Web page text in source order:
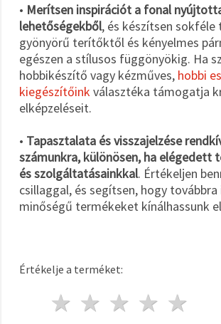
• Merítsen inspirációt a fonal
lehetőségekből, és készítsen sokféle
gyönyörű terítőktől és kényelmes
egészen a stílusos függönyökig. Ha
hobbikészítő vagy kézműves, hobbi
kiegészítőink választéka támogatja
elképzeléseit.
• Tapasztalata és visszajelzése
számunkra, különösen, ha elégedett
és szolgáltatásainkkal. Értékeljen
csillaggal, és segítsen, hogy továbbra
minőségű termékeket kínálhassunk
Értékelje a terméket:
4
3
2 csillagok
1 csillag